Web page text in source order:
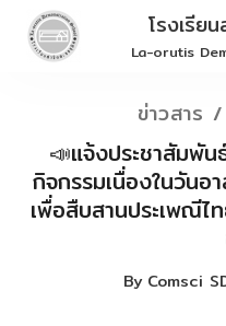
Skip
โรงเรีย
La-orutis
ข่าวสาร
📣แจ้งประชาสัมพั
กิจกรรมเนื่องในวันอ
เพื่อสืบสานประเพณีไ
By Comsci